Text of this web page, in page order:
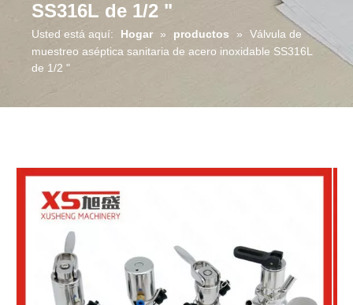
SS316L de 1/2 "
Usted está aquí: Hogar » productos »
Válvula de
muestreo aséptica sanitaria de acero inoxidable SS316L
de 1/2 "